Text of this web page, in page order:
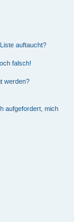
auftaucht?
falsch!
werden?
aufgefordert, mich